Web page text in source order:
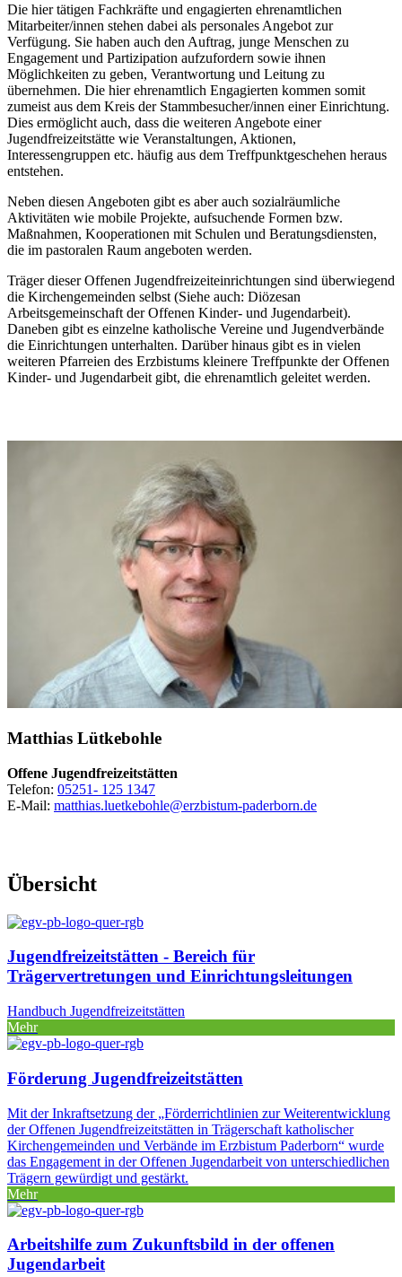
Die hier tätigen Fachkräfte und engagierten ehrenamtlichen
Mitarbeiter/innen stehen dabei als personales Angebot zur
Verfügung. Sie haben auch den Auftrag, junge Menschen zu
Engagement und Partizipation aufzufordern sowie ihnen
Möglichkeiten zu geben, Verantwortung und Leitung zu
übernehmen. Die hier ehrenamtlich Engagierten kommen somit
zumeist aus dem Kreis der Stammbesucher/innen einer Einrichtung.
Dies ermöglicht auch, dass die weiteren Angebote einer
Jugendfreizeitstätte wie Veranstaltungen, Aktionen,
Interessengruppen etc. häufig aus dem Treffpunktgeschehen heraus
entstehen.
Neben diesen Angeboten gibt es aber auch sozialräumliche
Aktivitäten wie mobile Projekte, aufsuchende Formen bzw.
Maßnahmen, Kooperationen mit Schulen und Beratungsdiensten,
die im pastoralen Raum angeboten werden.
Träger dieser Offenen Jugendfreizeiteinrichtungen sind überwiegend
die Kirchengemeinden selbst (Siehe auch: Diözesan
Arbeitsgemeinschaft der Offenen Kinder- und Jugendarbeit).
Daneben gibt es einzelne katholische Vereine und Jugendverbände
die Einrichtungen unterhalten. Darüber hinaus gibt es in vielen
weiteren Pfarreien des Erzbistums kleinere Treffpunkte der Offenen
Kinder- und Jugendarbeit gibt, die ehrenamtlich geleitet werden.
Matthias Lütkebohle
Offene Jugendfreizeitstätten
Telefon: 05251- 125 1347
E-Mail: matthias.luetkebohle@erzbistum-paderborn.de
Übersicht
Jugendfreizeitstätten - Bereich für
Trägervertretungen und Einrichtungsleitungen
Handbuch Jugendfreizeitstätten
Mehr
Förderung Jugendfreizeitstätten
Mit der Inkraftsetzung der „Förderrichtlinien zur Weiterentwicklung
der Offenen Jugendfreizeitstätten in Trägerschaft katholischer
Kirchengemeinden und Verbände im Erzbistum Paderborn“ wurde
das Engagement in der Offenen Jugendarbeit von unterschiedlichen
Trägern gewürdigt und gestärkt.
Mehr
Arbeitshilfe zum Zukunftsbild in der offenen
Jugendarbeit